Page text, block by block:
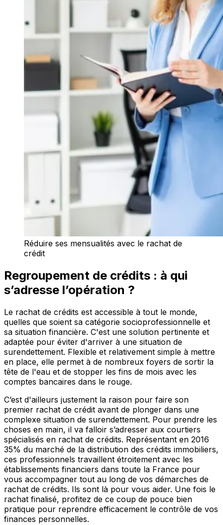
Réduire ses mensualités avec le rachat de
crédit
Regroupement de crédits : à qui
s’adresse l’opération ?
Le rachat de crédits est accessible à tout le monde,
quelles que soient sa catégorie socioprofessionnelle et
sa situation financière. C'est une solution pertinente et
adaptée pour éviter d'arriver à une situation de
surendettement. Flexible et relativement simple à mettre
en place, elle permet à de nombreux foyers de sortir la
tête de l'eau et de stopper les fins de mois avec les
comptes bancaires dans le rouge.
C’est d'ailleurs justement la raison pour faire son
premier rachat de crédit avant de plonger dans une
complexe situation de surendettement. Pour prendre les
choses en main, il va falloir s’adresser aux courtiers
spécialisés en rachat de crédits. Représentant en 2016
35% du marché de la distribution des crédits immobiliers,
ces professionnels travaillent étroitement avec les
établissements financiers dans toute la France pour
vous accompagner tout au long de vos démarches de
rachat de crédits. Ils sont là pour vous aider. Une fois le
rachat finalisé, profitez de ce coup de pouce bien
pratique pour reprendre efficacement le contrôle de vos
finances personnelles.